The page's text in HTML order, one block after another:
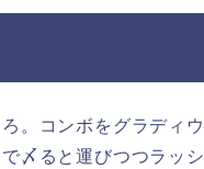
。コンボをグラディウ
〆ると運びつつラッシ